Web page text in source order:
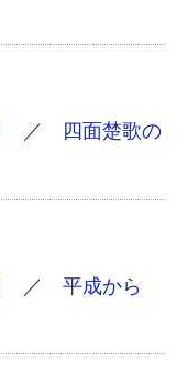
／
四面楚歌の
／ 平成から